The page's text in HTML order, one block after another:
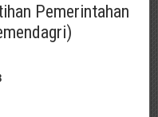
Pemerintahan